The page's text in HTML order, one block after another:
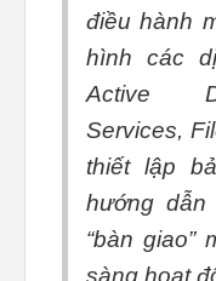
điều hành
hình các
Active
Services,
thiết lập
hướng dẫn
“bàn giao”